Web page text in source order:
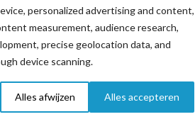
personalized advertising and content,
measurement, audience research,
precise geolocation data, and
device scanning.
Alles afwijzen Alles accepteren
Toon meer